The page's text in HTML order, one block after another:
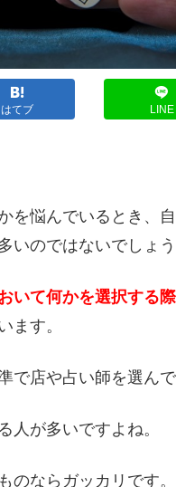
はてブ LINE
を悩んでいるとき、
いのではないでしょう
いて何かを選択する
ます。
で店や占い師を選ん
人が多いですよね。
のならガッカリです